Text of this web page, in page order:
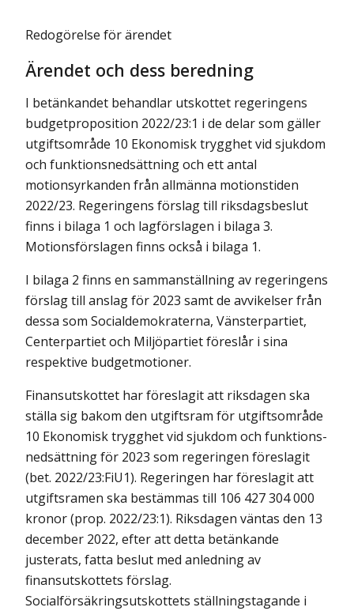
Redogörelse för ärendet
Ärendet och dess beredning
I betänkandet behandlar utskottet regeringens
budgetproposition 2022/23:1 i de delar som gäller
utgiftsområde 10 Ekonomisk trygghet vid sjukdom
och funktionsnedsättning och ett antal
motionsyrkanden från allmänna motions­tiden
2022/23. Regeringens förslag till riksdagsbeslut
finns i bilaga 1 och lagförslagen i bilaga 3.
Motionsförslagen finns också i bilaga 1.
I bilaga 2 finns en sammanställning av regeringens
förslag till anslag för 2023 samt de avvikelser från
dessa som Socialdemokraterna, Vänsterpartiet,
Centerpartiet och Miljöpartiet föreslår i sina
respektive budgetmotioner.
Finansutskottet har föreslagit att riksdagen ska
ställa sig bakom den utgifts­ram för utgiftsområde
10 Ekonomisk trygghet vid sjukdom och funktions­
nedsättning för 2023 som regeringen föreslagit
(bet. 2022/23:FiU1). Regeringen har föreslagit att
utgiftsramen ska bestämmas till 106 427 304 000
kronor (prop. 2022/23:1). Riksdagen väntas den 13
december 2022, efter att detta betänkande
justerats, fatta beslut med anledning av
finansutskottets förslag.
Socialförsäkringsutskottets ställningstagande i